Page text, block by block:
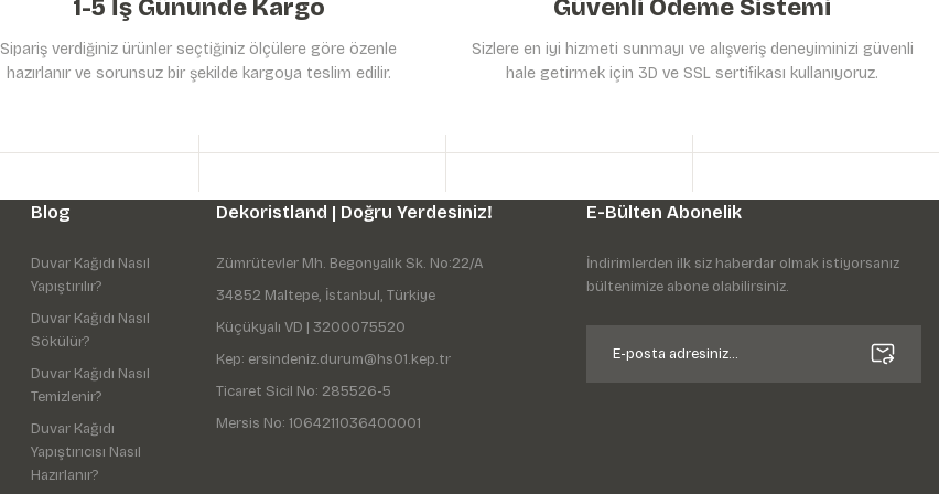
Gönder
1-5 İş Gününde Kargo
Sipariş verdiğiniz ürünler seçtiğiniz ölçülere göre özenle
hazırlanır ve sorunsuz bir şekilde kargoya teslim edilir.
Güvenli Ödeme Sistemi
Sizlere en iyi hizmeti sunmayı ve alışveriş deneyiminizi güvenli
hale getirmek için 3D ve SSL sertifikası kullanıyoruz.
Blog
Duvar Kağıdı Nasıl
Yapıştırılır?
Duvar Kağıdı Nasıl
Sökülür?
Duvar Kağıdı Nasıl
Temizlenir?
Duvar Kağıdı
Yapıştırıcısı Nasıl
Hazırlanır?
Dekoristland | Doğru Yerdesiniz!
Zümrütevler Mh. Begonyalık Sk. No:22/A
34852 Maltepe, İstanbul, Türkiye
Küçükyalı VD | 3200075520
Kep: ersindeniz.durum@hs01.kep.tr
Ticaret Sicil No: 285526-5
Mersis No: 1064211036400001
E-Bülten Abonelik
İndirimlerden ilk siz haberdar olmak istiyorsanız
bültenimize abone olabilirsiniz.